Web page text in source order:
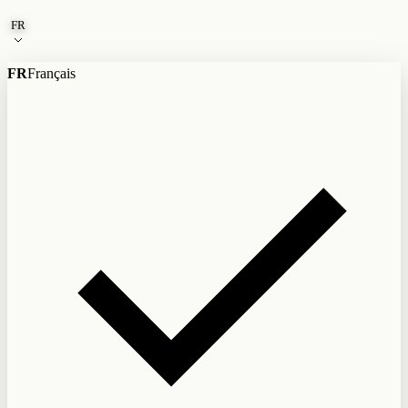
Aller au contenu
FR
FRFrançais